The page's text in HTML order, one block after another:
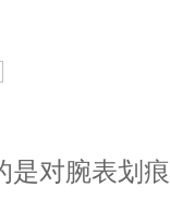
对腕表划痕